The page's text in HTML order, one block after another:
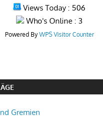
Views Today : 506
Who's Online : 3
Powered By WPS Visitor Counter
Gremien